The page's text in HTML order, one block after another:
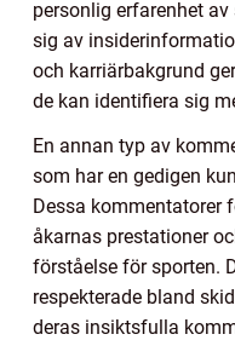
personlig erfarenhet
sig av
och karriärbakgrund
de kan identifiera sig
En annan typ av
som har en gedigen
Dessa kommentatorer
åkarnas prestationer
förståelse för sporten.
respekterade bland
deras insiktsfulla